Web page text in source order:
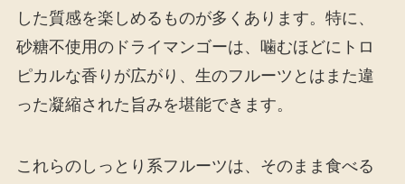
した質感を楽しめるものが多くあります。特に、
砂糖不使用のドライマンゴーは、噛むほどにトロ
ピカルな香りが広がり、生のフルーツとはまた違
った凝縮された旨みを堪能できます。
これらのしっとり系フルーツは、そのまま食べる